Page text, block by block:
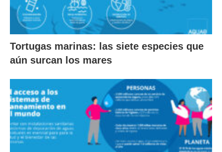
Tortugas marinas: las siete especies que
aún surcan los mares